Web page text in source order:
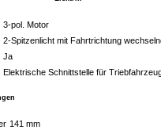
3-pol. Motor
2-Spitzenlicht mit Fahrtrichtung
Ja
Elektrische Schnittstelle für
141 mm